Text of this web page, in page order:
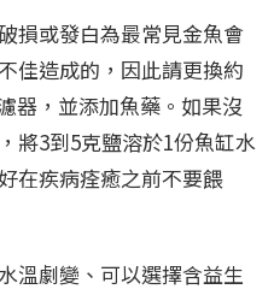
損或發白為最常見金魚會
佳造成的，因此請更換約
器，並添加魚藥。如果沒
將3到5克鹽溶於1份魚缸水
在疾病痊癒之前不要餵
溫劇變、可以選擇含益生